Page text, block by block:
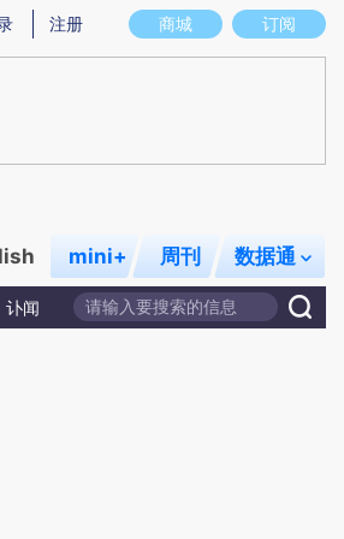
实意图存在偏差。不代表财新观点和立场。推荐点
商城 订阅
注册
mini+ 周刊 数据通
讣闻